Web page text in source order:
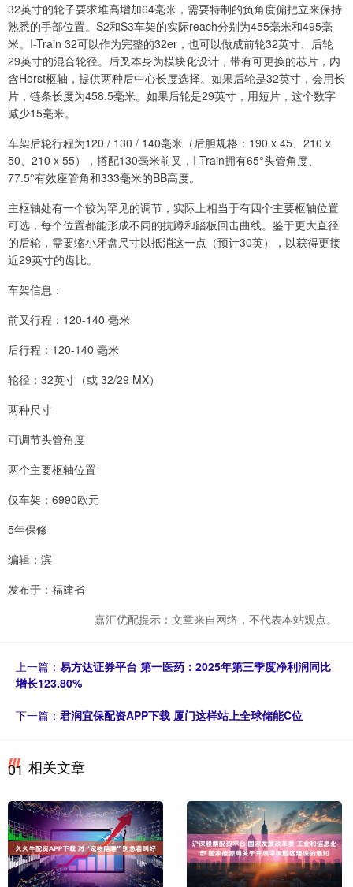
32英寸的轮子要求堆高增加64毫米，需要特制的负角度偏把立来保持
熟悉的手部位置。S2和S3车架的实际reach分别为455毫米和495毫
米。I-Train 32可以作为完整的32er，也可以做成前轮32英寸、后轮
29英寸的混合轮径。后叉本身为模块化设计，带有可更换的芯片，内
含Horst枢轴，提供两种后中心长度选择。如果后轮是32英寸，会用长
片，链条长度为458.5毫米。如果后轮是29英寸，用短片，这个数字
减少15毫米。
车架后轮行程为120 / 130 / 140毫米（后胆规格：190 x 45、210 x
50、210 x 55），搭配130毫米前叉，I-Train拥有65°头管角度、
77.5°有效座管角和333毫米的BB高度。
主枢轴处有一个较为罕见的调节，实际上相当于有四个主要枢轴位置
可选，每个位置都能形成不同的抗蹲和踏板回击曲线。鉴于更大直径
的后轮，需要缩小牙盘尺寸以抵消这一点（预计30英），以获得更接
近29英寸的齿比。
车架信息：
前叉行程：120-140 毫米
后行程：120-140 毫米
轮径：32英寸（或 32/29 MX）
两种尺寸
可调节头管角度
两个主要枢轴位置
仅车架：6990欧元
5年保修
编辑：滨
发布于：福建省
嘉汇优配提示：文章来自网络，不代表本站观点。
上一篇： 易方达证券平台 第一医药：2025年第三季度净利润同比
增长123.80%
下一篇： 君润宜保配资APP下载 厦门这样站上全球储能C位
01 相关文章